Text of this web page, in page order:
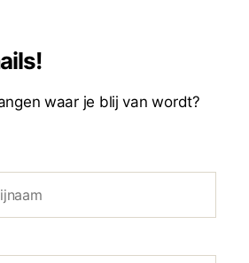
waar je blij van wordt?